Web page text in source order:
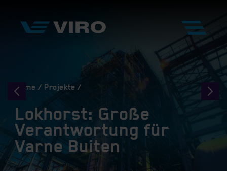
Home Projekte
Lokhorst: Große
Verantwortung für
Varne Buiten